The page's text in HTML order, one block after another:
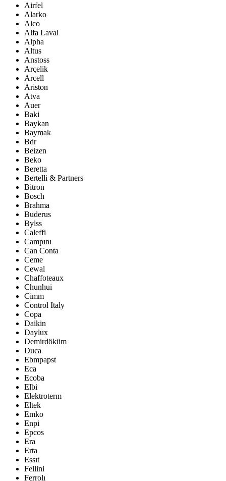
Airfel
Alarko
Alco
Alfa Laval
Alpha
Altus
Anstoss
Arçelik
Arcell
Ariston
Atva
Auer
Baki
Baykan
Baymak
Bdr
Beizen
Beko
Beretta
Bertelli & Partners
Bitron
Bosch
Brahma
Buderus
Bylss
Caleffi
Campını
Can Conta
Ceme
Cewal
Chaffoteaux
Chunhui
Cimm
Control Italy
Copa
Daikin
Daylux
Demirdöküm
Duca
Ebmpapst
Eca
Ecoba
Elbi
Elektroterm
Eltek
Emko
Enpi
Epcos
Era
Erta
Essıt
Fellini
Ferrolı